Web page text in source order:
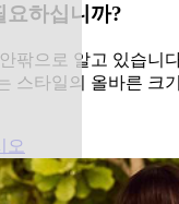
요하십니까?
팎으로 알고 있습니
스타일의 올바른 크
오